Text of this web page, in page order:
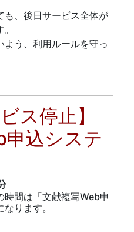
も、後日サービス全体が
う、利用ルールを守っ
ス停止】
申込システ
時間は「文献複写Web申
ります。